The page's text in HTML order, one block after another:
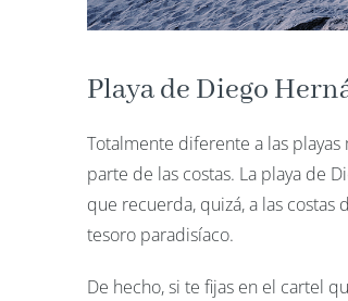
Playa de Diego
Totalmente diferente a las playas
parte de las costas. La playa de
que recuerda, quizá, a las
tesoro paradisíaco.
De hecho, si te fijas en el cartel